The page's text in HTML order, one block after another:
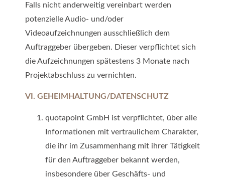
Falls nicht anderweitig vereinbart werden
potenzielle Audio- und/oder
Videoaufzeichnungen ausschließlich dem
Auftraggeber übergeben. Dieser verpflichtet sich
die Aufzeichnungen spätestens 3 Monate nach
Projektabschluss zu vernichten.
VI. GEHEIMHALTUNG/DATENSCHUTZ
quotapoint GmbH ist verpflichtet, über alle
Informationen mit vertraulichem Charakter,
die ihr im Zusammenhang mit ihrer Tätigkeit
für den Auftraggeber bekannt werden,
insbesondere über Geschäfts- und